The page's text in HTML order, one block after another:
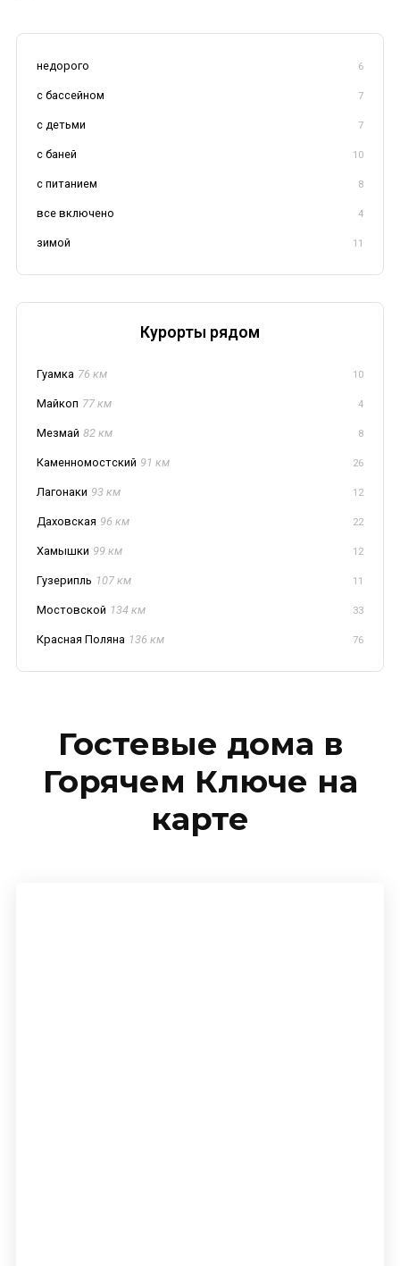
недорого 6
с бассейном 7
с детьми 7
с баней 10
с питанием 8
все включено 4
зимой 11
Курорты рядом
Гуамка 76 км 10
Майкоп 77 км 4
Мезмай 82 км 8
Каменномостский 91 км 26
Лагонаки 93 км 12
Даховская 96 км 22
Хамышки 99 км 12
Гузерипль 107 км 11
Мостовской 134 км 33
Красная Поляна 136 км 76
Гостевые дома в
Горячем Ключе на
карте